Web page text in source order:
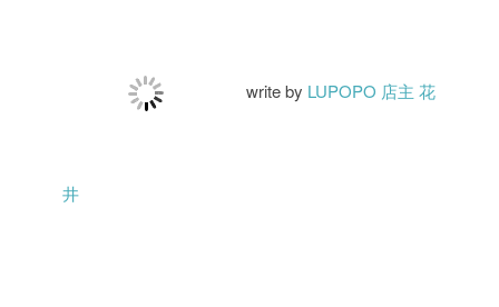
write by LUPOPO 店主 花
井